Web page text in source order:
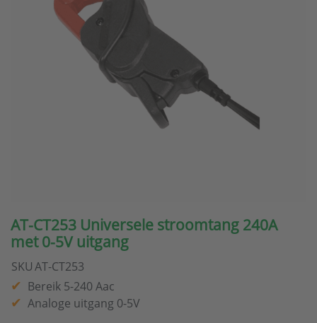
AT-CT253 Universele stroomtang 240A
met 0-5V uitgang
SKUAT-CT253
Bereik 5-240 Aac
Analoge uitgang 0-5V